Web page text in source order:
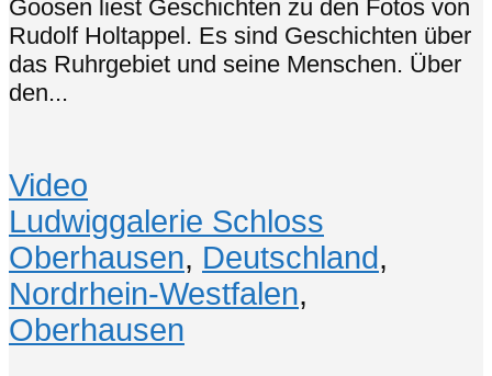
Goosen liest Geschichten zu den Fotos von
Rudolf Holtappel. Es sind Geschichten über
das Ruhrgebiet und seine Menschen. Über
den...
Video
Ludwiggalerie Schloss
Oberhausen, Deutschland,
Nordrhein-Westfalen,
Oberhausen